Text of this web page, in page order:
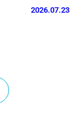
2026.07.23